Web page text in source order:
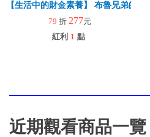
【生活中的財金素養】 布魯兄弟的存
79 折 277元
紅利 1 點
近期觀看商品一覽